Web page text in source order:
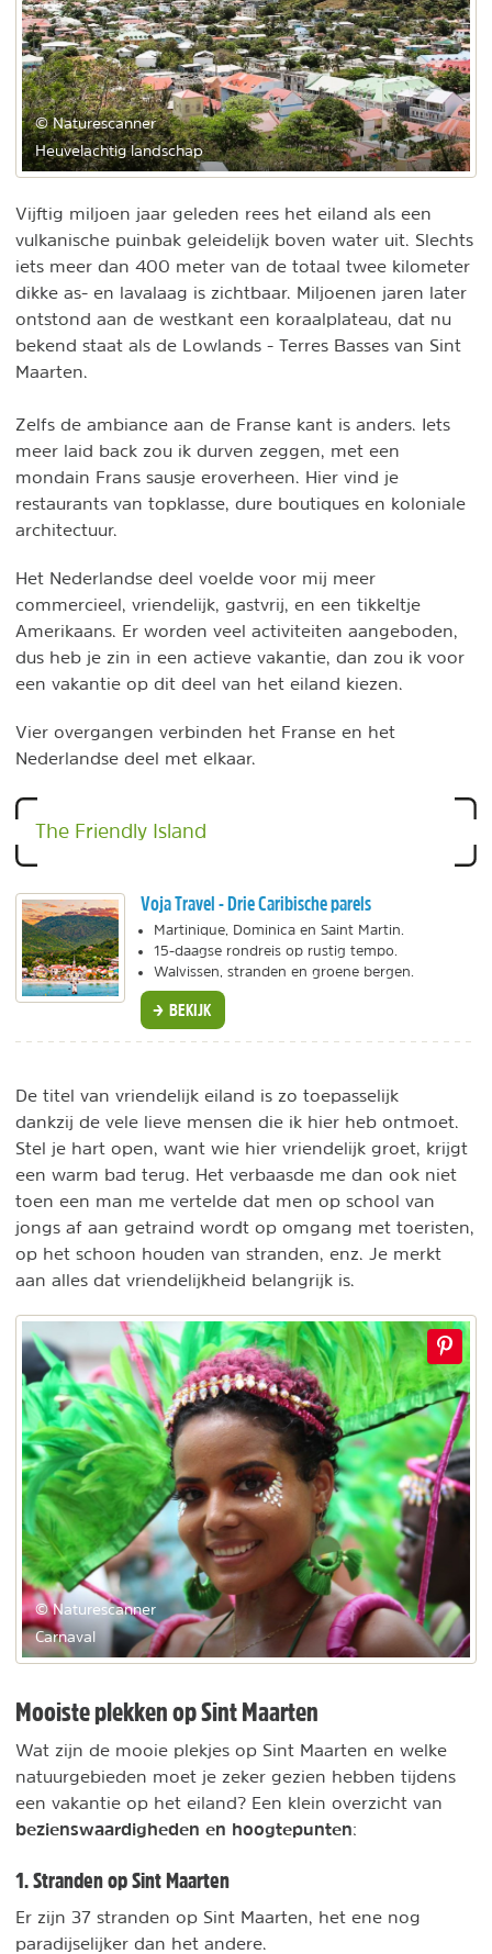
© Naturescanner
Heuvelachtig landschap
Vijftig miljoen jaar geleden rees het eiland als een
vulkanische puinbak geleidelijk boven water uit. Slechts
iets meer dan 400 meter van de totaal twee kilometer
dikke as- en lavalaag is zichtbaar. Miljoenen jaren later
ontstond aan de westkant een koraalplateau, dat nu
bekend staat als de Lowlands - Terres Basses van Sint
Maarten.
Zelfs de ambiance aan de Franse kant is anders. Iets
meer laid back zou ik durven zeggen, met een
mondain Frans sausje eroverheen. Hier vind je
restaurants van topklasse, dure boutiques en koloniale
architectuur.
Het Nederlandse deel voelde voor mij meer
commercieel, vriendelijk, gastvrij, en een tikkeltje
Amerikaans. Er worden veel activiteiten aangeboden,
dus heb je zin in een actieve vakantie, dan zou ik voor
een vakantie op dit deel van het eiland kiezen.
Vier overgangen verbinden het Franse en het
Nederlandse deel met elkaar.
The Friendly Island
Voja Travel - Drie Caribische parels
Martinique, Dominica en Saint Martin.
15-daagse rondreis op rustig tempo.
Walvissen, stranden en groene bergen.
BEKIJK
De titel van vriendelijk eiland is zo toepasselijk
dankzij de vele lieve mensen die ik hier heb ontmoet.
Stel je hart open, want wie hier vriendelijk groet, krijgt
een warm bad terug. Het verbaasde me dan ook niet
toen een man me vertelde dat men op school van
jongs af aan getraind wordt op omgang met toeristen,
op het schoon houden van stranden, enz. Je merkt
aan alles dat vriendelijkheid belangrijk is.
© Naturescanner
Carnaval
Mooiste plekken op Sint Maarten
Wat zijn de mooie plekjes op Sint Maarten en welke
natuurgebieden moet je zeker gezien hebben tijdens
een vakantie op het eiland? Een klein overzicht van
bezienswaardigheden en hoogtepunten:
1. Stranden op Sint Maarten
Er zijn 37 stranden op Sint Maarten, het ene nog
paradijselijker dan het andere.